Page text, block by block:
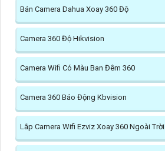
Bán Camera Dahua Xoay 360 Độ
Camera 360 Độ Hikvision
Camera Wifi Có Màu Ban Đêm 360
Camera 360 Báo Động Kbvision
Lắp Camera Wifi Ezviz Xoay 360 Ngoài Trời